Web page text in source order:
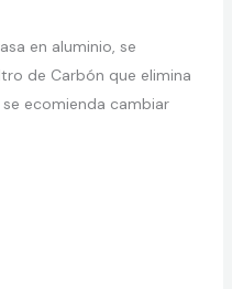
en aluminio, se
de Carbón que elimina
ecomienda cambiar